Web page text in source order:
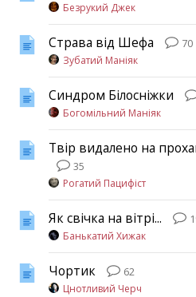
Безрукий Джек
Страва від Шефа
70
Зубатий Маніяк
Синдром Білосніжки
Богомільний Маніяк
Твір видалено на
35
Рогатий Пацифіст
Як свічка на вітрі...
Банькатий Хижак
Чортик
62
Цнотливий Черч